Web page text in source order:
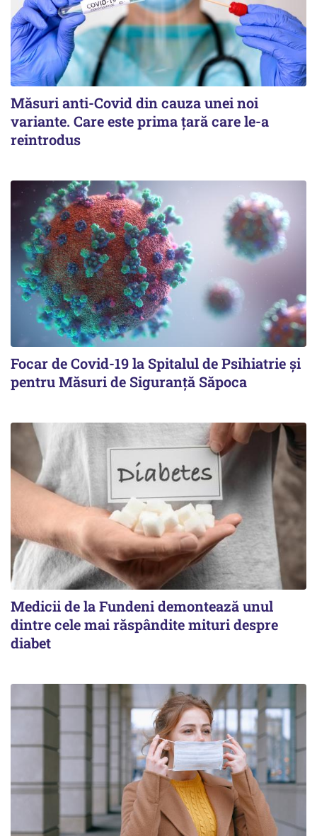
Măsuri anti-Covid din cauza unei noi
variante. Care este prima țară care le-a
reintrodus
Focar de Covid-19 la Spitalul de Psihiatrie şi
pentru Măsuri de Siguranţă Săpoca
Medicii de la Fundeni demontează unul
dintre cele mai răspândite mituri despre
diabet